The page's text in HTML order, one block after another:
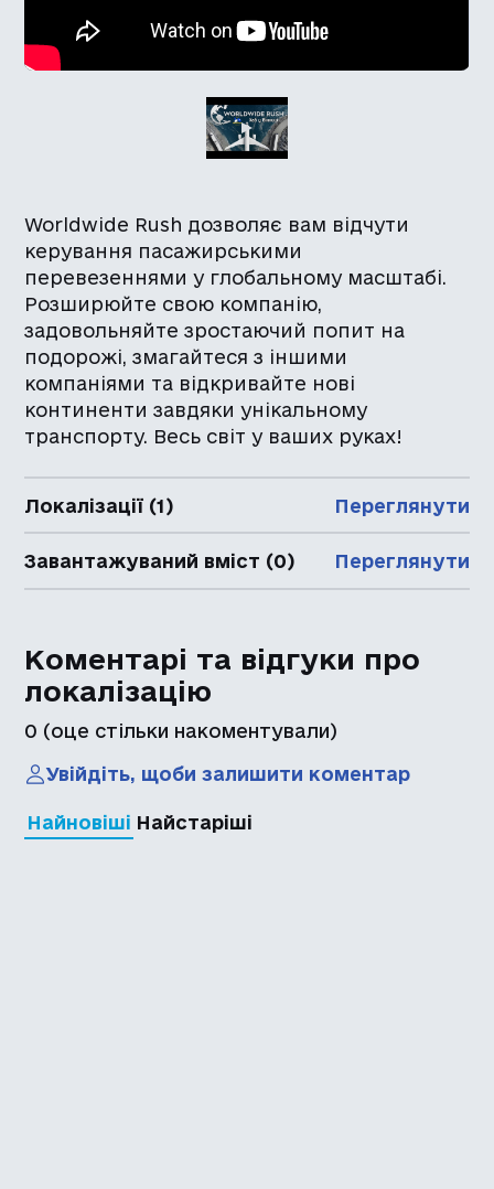
Worldwide Rush дозволяє вам відчути
керування пасажирськими
перевезеннями у глобальному масштабі.
Розширюйте свою компанію,
задовольняйте зростаючий попит на
подорожі, змагайтеся з іншими
компаніями та відкривайте нові
континенти завдяки унікальному
транспорту. Весь світ у ваших руках!
Локалізації (1) Переглянути
Завантажуваний вміст (0) Переглянути
Коментарі та відгуки про
локалізацію
0 (оце стільки накоментували)
Увійдіть, щоби залишити коментар
Найновіші Найстаріші